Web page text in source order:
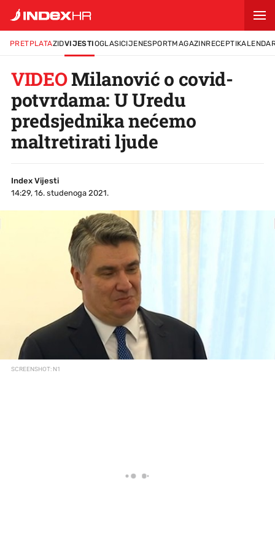
PRETPLATAZIDVIJESTIOGLASICIJENESPORTMAGAZINRECEPTI
VIDEOMilanović o covid-
potvrdama: U Uredu
predsjednika nećemo
maltretirati ljude
Index Vijesti
14:29, 16. studenoga 2021.
SCREENSHOT: N1